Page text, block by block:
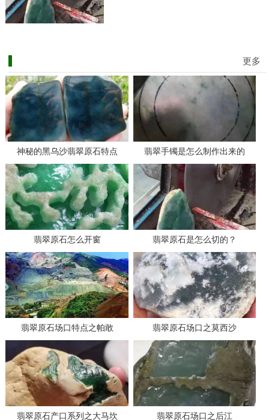
更多
神秘的黑乌沙翡翠原石特点 翡翠手镯是怎么制作出来的
翡翠原石怎么开窗 翡翠原石是怎么切的？
翡翠原石场口特点之帕敢 翡翠原石场口之莫西沙
翡翠原石产口系列之大马坎 翡翠原石场口之后江